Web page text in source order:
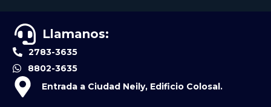
Llamanos:
2783-3635
8802-3635
Entrada a Ciudad Neily, Edificio Colosal.